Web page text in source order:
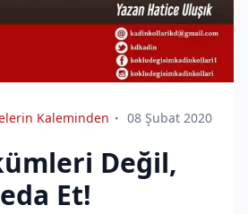
Kaleminden 08 Şubat 2020
Değil,
Et!